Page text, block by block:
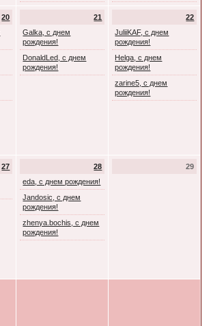
20
21
Galka, с днем
рождения!
DonaldLed, с днем
рождения!
22
JuliiKAF, с днем
рождения!
Helga, с днем
рождения!
zarine5, с днем
рождения!
27
28
eda, с днем рождения!
Jandosic, с днем
рождения!
zhenya.bochis, с днем
рождения!
29